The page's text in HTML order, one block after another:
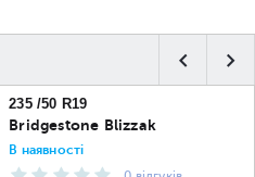
235 /50 R19
Bridgestone Blizzak
В наявності